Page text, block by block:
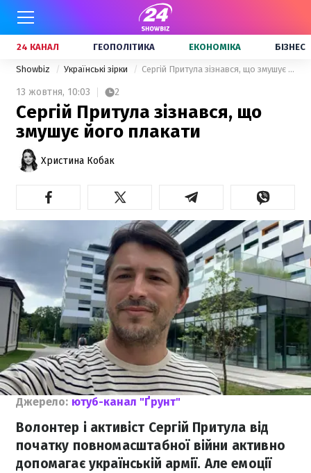
24 КАНАЛ ГЕОПОЛІТИКА ЕКОНОМІКА БІЗНЕС
Showbiz Українські зірки Сергій Притула зізнався, що змушує його плакати
13 жовтня, 10:03 2
Сергій Притула зізнався, що
змушує його плакати
Христина Кобак
Джерело: ютуб-канал "Ґрунт"
Волонтер і активіст Сергій Притула від
початку повномасштабної війни активно
допомагає українській армії. Але емоції